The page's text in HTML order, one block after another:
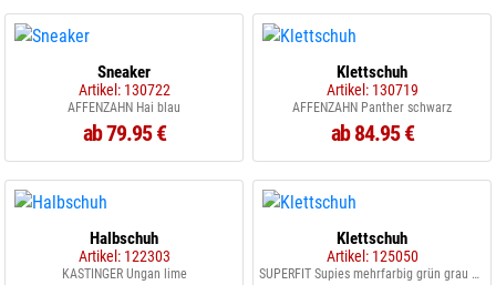
Sneaker
Artikel: 130722
AFFENZAHN Hai blau
ab 79.95 €
Klettschuh
Artikel: 130719
AFFENZAHN Panther schwarz
ab 84.95 €
Halbschuh
Artikel: 122303
KASTINGER Ungan lime
Klettschuh
Artikel: 125050
SUPERFIT Supies mehrfarbig grün grau blau